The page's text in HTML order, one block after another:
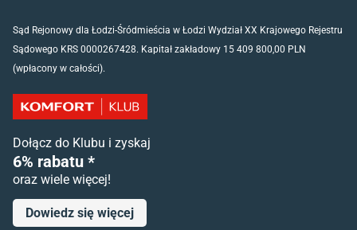
Sąd Rejonowy dla Łodzi-Śródmieścia w Łodzi Wydział XX Krajowego Rejestru
Sądowego KRS 0000267428. Kapitał zakładowy 15 409 800,00 PLN
(wpłacony w całości).
Dołącz do Klubu i zyskaj
6% rabatu *
oraz wiele więcej!
Dowiedz się więcej